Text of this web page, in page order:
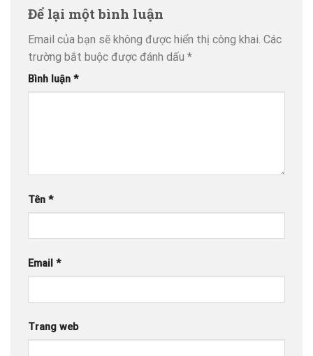
Để lại một bình luận
Email của bạn sẽ không được hiển thị công khai. Các
trường bắt buộc được đánh dấu *
Bình luận *
Tên *
Email *
Trang web